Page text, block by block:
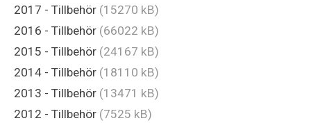
2017 - Tillbehör (15270 kB)
2016 - Tillbehör (66022 kB)
2015 - Tillbehör (24167 kB)
2014 - Tillbehör (18110 kB)
2013 - Tillbehör (13471 kB)
2012 - Tillbehör (7525 kB)